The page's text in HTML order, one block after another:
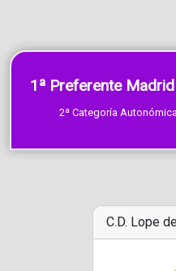
1ª Preferente
2ª Categoría
C.D. Lope